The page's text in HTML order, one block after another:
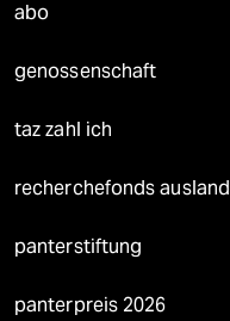
abo
genossenschaft
taz zahl ich
recherchefonds ausland
panterstiftung
panterpreis 2026